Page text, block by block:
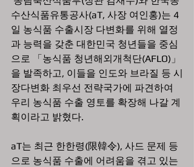
수산식품유통공사(aT, 사장 여인홍)는 4
일 농식품 수출시장 다변화를 위해 열정
과 능력을 갖춘 대한민국 청년들을 중심
으로 「농식품 청년해외개척단(AFLO)」
을 발족하고, 이들을 인도와 브라질 등 시
장다변화 최우선 전략국가에 파견하여
우리 농식품 수출 영토를 확장해 나갈 계
획이라고 밝혔다.
aT는 최근 한한령(限韓令), 사드 문제 등
으로 농식품 수출에 어려움을 겪고 있는